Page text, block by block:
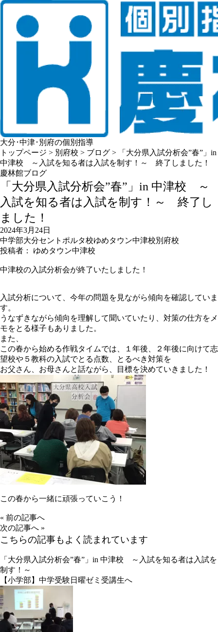
大分･中津･別府の個別指導
トップページ > 別府校 > ブログ >
「大分県入試分析会”春”」in
中津校 ～入試を知る者は入試を制す！～ 終了しました！
慶林館ブログ
「大分県入試分析会”春”」in 中津校 ～
入試を知る者は入試を制す！～ 終了し
ました！
2024年3月24日
中学部大分セントポルタ校ゆめタウン中津校別府校
投稿者： ゆめタウン中津校
中津校の入試分析会が終了いたしました！
入試分析について、今年の問題を見ながら傾向を確認していま
す。
うなずきながら傾向を理解して聞いていたり、対策の仕方をメ
モをとる様子もありました。
また、
この春から始める作戦タイムでは、１年後、２年後に向けて志
望校や５教科の入試でとる点数、とるべき対策を
お父さん、お母さんと話ながら、目標を決めていきました！
この春から一緒に頑張っていこう！
« 前の記事へ
次の記事へ »
こちらの記事もよく読まれています
「大分県入試分析会”春”」in 中津校 ～入試を知る者は入試を
制す！～
【小学部】中学受験日曜ゼミ受講生へ